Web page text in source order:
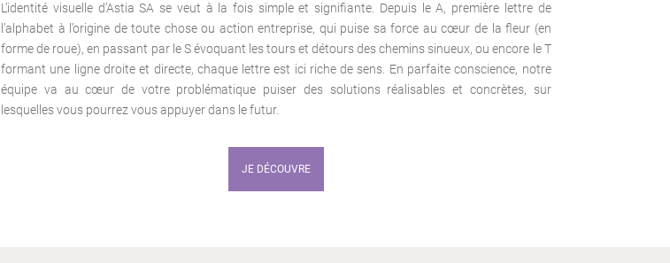
L’identité visuelle d’Astia SA se veut à la fois simple et signifiante. Depuis le A, première lettre de
l’alphabet à l’origine de toute chose ou action entreprise, qui puise sa force au cœur de la fleur (en
forme de roue), en passant par le S évoquant les tours et détours des chemins sinueux, ou encore le T
formant une ligne droite et directe, chaque lettre est ici riche de sens. En parfaite conscience, notre
équipe va au cœur de votre problématique puiser des solutions réalisables et concrètes, sur
lesquelles vous pourrez vous appuyer dans le futur.
JE DÉCOUVRE